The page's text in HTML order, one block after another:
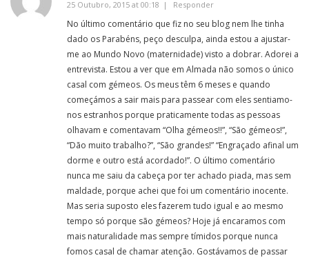
25 Outubro, 2015 at 00:18 Responder
No último comentário que fiz no seu blog nem lhe tinha
dado os Parabéns, peço desculpa, ainda estou a ajustar-
me ao Mundo Novo (maternidade) visto a dobrar. Adorei a
entrevista. Estou a ver que em Almada não somos o único
casal com gémeos. Os meus têm 6 meses e quando
começámos a sair mais para passear com eles sentiamo-
nos estranhos porque praticamente todas as pessoas
olhavam e comentavam “Olha gémeos!!”, “São gémeos!”,
“Dão muito trabalho?”, “São grandes!” “Engraçado afinal um
dorme e outro está acordado!”. O último comentário
nunca me saiu da cabeça por ter achado piada, mas sem
maldade, porque achei que foi um comentário inocente.
Mas seria suposto eles fazerem tudo igual e ao mesmo
tempo só porque são gémeos? Hoje já encaramos com
mais naturalidade mas sempre tímidos porque nunca
fomos casal de chamar atenção. Gostávamos de passar